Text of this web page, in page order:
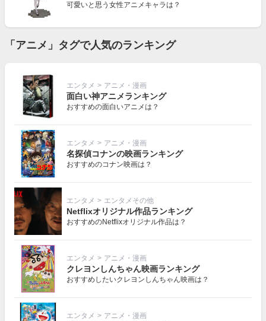
可愛いと思う女性アニメキャラは？
「アニメ」タグで人気のランキング
エンタメ > アニメ・漫画
面白い神アニメランキング
おすすめの面白いアニメは？
エンタメ > アニメ・漫画
名探偵コナンの映画ランキング
おすすめのコナン映画は？
エンタメ > エンタメその他
Netflixオリジナル作品ランキング
おすすめのNetflixオリジナル作品は？
エンタメ > アニメ・漫画
クレヨンしんちゃん映画ランキング
おすすめしたいクレヨンしんちゃん映画は？
エンタメ > アニメ・漫画